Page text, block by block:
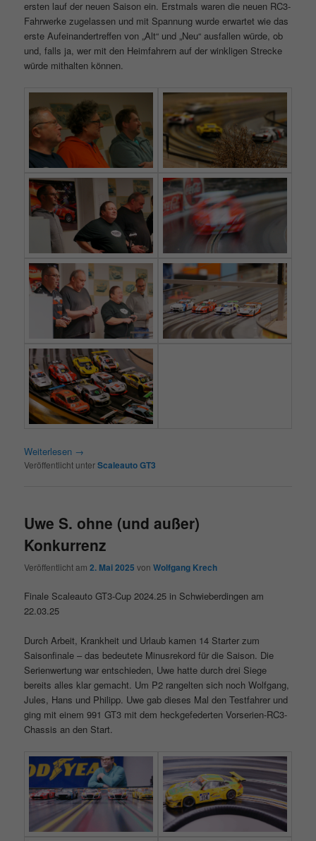
ersten lauf der neuen Saison ein. Erstmals waren die neuen RC3-
Fahrwerke zugelassen und mit Spannung wurde erwartet wie das
erste Aufeinandertreffen von „Alt“ und „Neu“ ausfallen würde, ob
und, falls ja, wer mit den Heimfahrern auf der winkligen Strecke
würde mithalten können.
Weiterlesen →
Veröffentlicht unterScaleauto GT3
Uwe S. ohne (und außer)
Konkurrenz
Veröffentlicht am2. Mai 2025 vonWolfgang Krech
Finale Scaleauto GT3-Cup 2024.25 in Schwieberdingen am
22.03.25
Durch Arbeit, Krankheit und Urlaub kamen 14 Starter zum
Saisonfinale – das bedeutete Minusrekord für die Saison. Die
Serienwertung war entschieden, Uwe hatte durch drei Siege
bereits alles klar gemacht. Um P2 rangelten sich noch Wolfgang,
Jules, Hans und Philipp. Uwe gab dieses Mal den Testfahrer und
ging mit einem 991 GT3 mit dem heckgefederten Vorserien-RC3-
Chassis an den Start.